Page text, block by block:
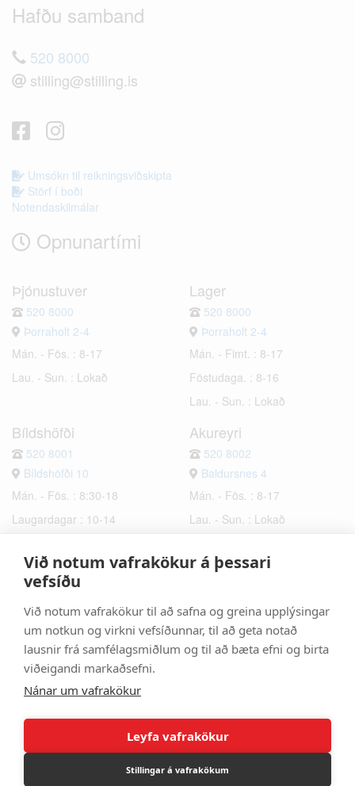
Við notum vafrakökur á þessari
vefsíðu
Við notum vafrakökur til að safna og greina upplýsingar
um notkun og virkni vefsíðunnar, til að geta notað
lausnir frá samfélagsmiðlum og til að bæta efni og birta
viðeigandi markaðsefni.
Nánar um vafrakökur
Leyfa vafrakökur
Stillingar á vafrakökum
Hafðu samband
520 8000
stilling@stilling.is
Umsókn til reikningsviðskipta
Störf í boði
Notendaskilmálar
Opnunartími
Þjónustuver
520 8000
Þorraholt 2-4
Mán. - Fös. : 8-17
Lau. - Sun. : Lokað
Lager
520 8000
Þorraholt 2-4
Mán. - Fimt. : 8-17
Föstudaga. : 8-16
Lau. - Sun. : Lokað
Bíldshöfði
520 8001
Bíldshöfði 10
Mán. - Fös. : 8:30-18
Laugardagar : 10-14
Akureyri
520 8002
Baldursnes 4
Mán. - Fös. : 8-17
Lau. - Sun. : Lokað
Hafnarfjörður
Bæjarhraun 6
Mán. - Fös. : 8-17
Lau. - Sun. : Lokað
Selfoss
Hrísmýri 2a
Mán. - Fös. : 8-17
Lau. - Sun. : Lokað